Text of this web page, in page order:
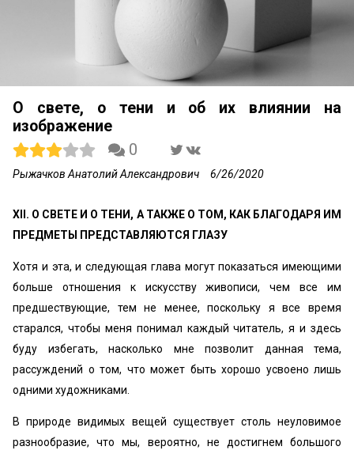
О свете, о тени и об их влиянии на
изображение
0
Рыжачков Анатолий Александрович 6/26/2020
XII. О СВЕТЕ И О ТЕНИ, А ТАКЖЕ О ТОМ, КАК БЛАГОДАРЯ ИМ
ПРЕДМЕТЫ ПРЕДСТАВЛЯЮТСЯ ГЛАЗУ
Хотя и эта, и следующая глава могут показаться имеющими
больше отношения к искусству живописи, чем все им
предшествующие, тем не менее, поскольку я все время
старался, чтобы меня понимал каждый читатель, я и здесь
буду избегать, насколько мне позволит данная тема,
рассуждений о том, что может быть хорошо усвоено лишь
одними художниками.
В природе видимых вещей существует столь неуловимое
разнообразие, что мы, вероятно, не достигнем большого